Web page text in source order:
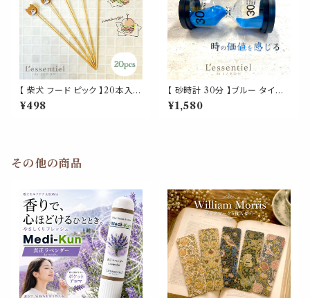
【 柴犬 フード ピック 】20本入
竹串 犬 バンブー パーティ オー
ドブル 前菜 カクテル おもてな
¥498
【 砂時計 30分 】ブルー タイマ
ー 時間 価値 大学 受験 学生 合
格 仕事 家事 案件 料理 管理 ビ
¥1,580
その他の商品